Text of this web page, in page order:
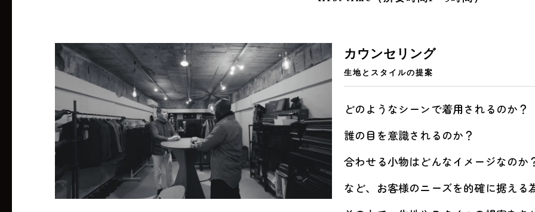
カウンセリング
生地とスタイルの提案
どのようなシーンで着用されるのか？
誰の目を意識されるのか？
合わせる小物はどんなイメージなのか
など、お客様のニーズを的確に据える